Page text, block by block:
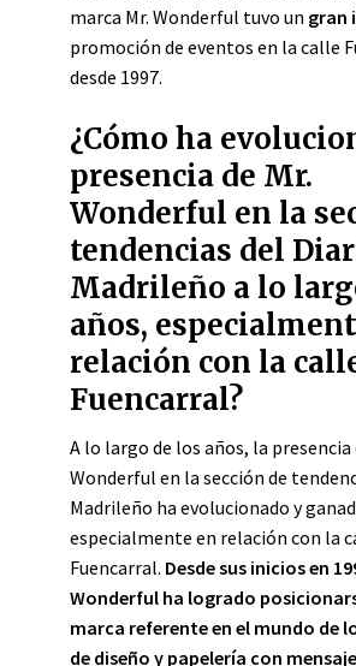
marca Mr. Wonderful tuvo un gran
promoción de eventos en la calle
desde 1997.
¿Cómo ha
presencia de Mr.
Wonderful en la
tendencias del
Madrileño a lo
años,
relación con la
Fuencarral?
A lo largo de los años, la presencia
Wonderful en la sección de
Madrileño ha evolucionado y
especialmente en relación con la
Fuencarral. Desde sus inicios en
Wonderful ha logrado
marca referente en el mundo de
de diseño y papelería con